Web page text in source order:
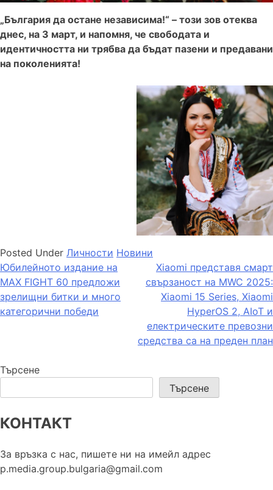
„България да остане независима!“ – този зов отеква
днес, на 3 март, и напомня, че свободата и
идентичността ни трябва да бъдат пазени и предавани
на поколенията!
Posted Under Личности Новини
Навигация
Юбилейното издание на
MAX FIGHT 60 предложи
зрелищни битки и много
категорични победи
Xiaomi представя смарт
свързаност на MWC 2025:
Xiaomi 15 Series, Xiaomi
HyperOS 2, AIoT и
електрическите превозни
средства са на преден план
Търсене
Търсене
КОНТАКТ
За връзка с нас, пишете ни на имейл адрес
p.media.group.bulgaria@gmail.com